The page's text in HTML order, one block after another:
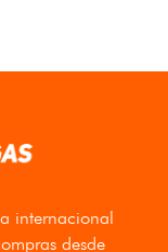
internacional
desde